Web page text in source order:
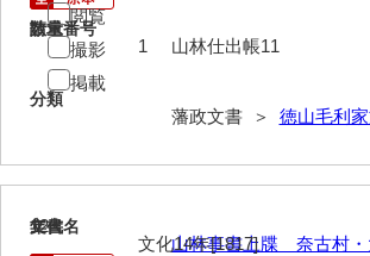
部分類例考
年表
目録
請求番号
山林仕出帳11
分類
藩政文書 ＞ 徳山毛利
数量
1
閲覧
撮影
掲載
12
文書名
山林事書上牒 奈古村・
年代
文化14年[1817]